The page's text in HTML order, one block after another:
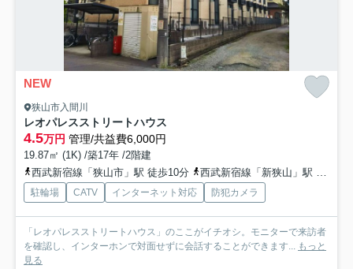
NEW
狭山市入間川
レオパレスストリートハウス
4.5万円 管理/共益費6,000円
19.87㎡ (1K) /築17年 /2階建
西武新宿線「狭山市」駅 徒歩10分
西武新宿線「新狭山」駅 徒歩32分
駐輪場 CATV インターネット対応 防犯カメラ
「レオパレスストリートハウス」のここがイチオシ。モニターで来訪者
を確認し、インターホンで対面せずに会話することができます... もっと
見る